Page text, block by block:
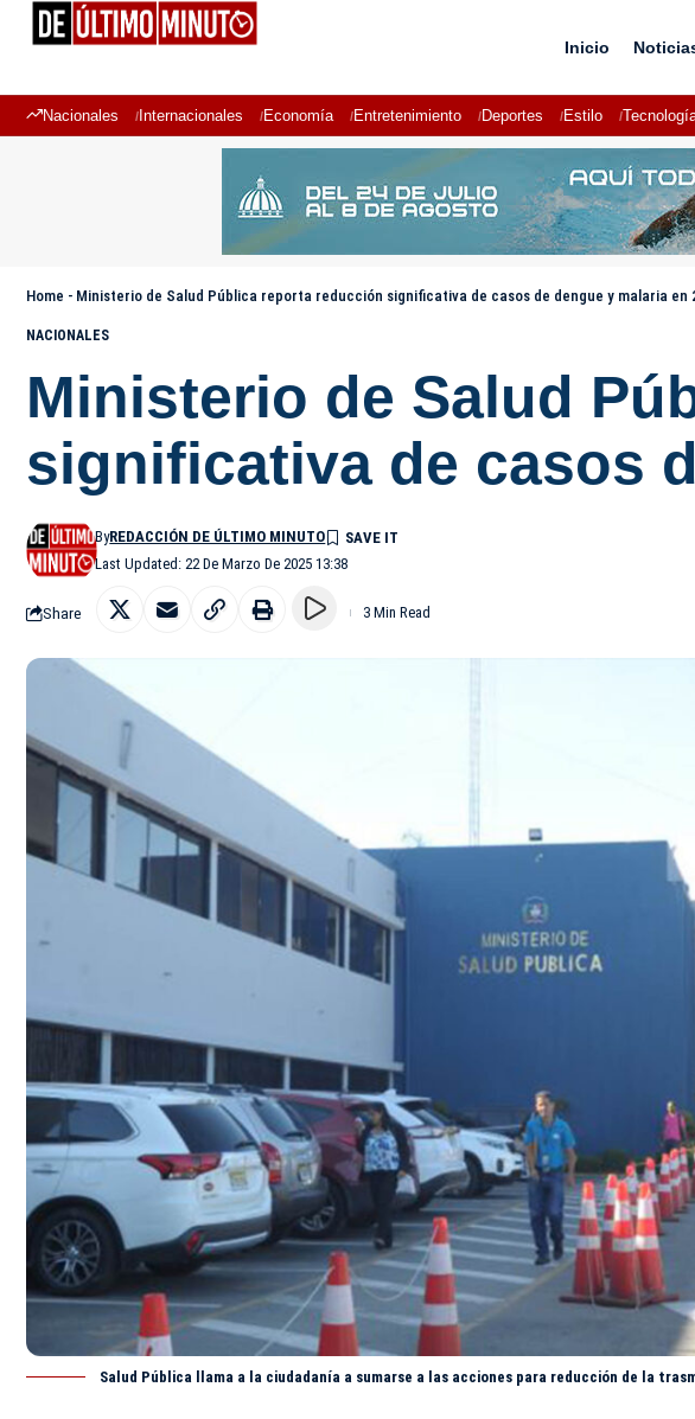
Inicio
Nacionales Internacionales Economía Entretenimiento Deportes Estilo
Home - Ministerio de Salud Pública reporta reducción significativa de casos de dengue y malaria en
NACIONALES
Ministerio de Salud
significativa de casos
Last Updated: 22 De Marzo De 2025 13:38
ByREDACCIÓN DE ÚLTIMO MINUTO
Share 3 Min Read
Salud Pública llama a la ciudadanía a sumarse a las acciones para reducción de la